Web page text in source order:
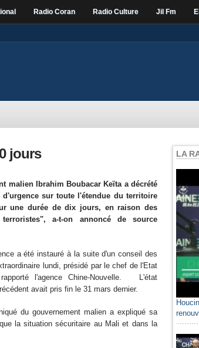
Radio Coran Radio Culture Jil Fm
jours
malien Ibrahim Boubacar Keïta a décrété
d'urgence sur toute l'étendue du territoire
une durée de dix jours, en raison des
terroristes", a-t-on annoncé de source
a été instauré à la suite d'un conseil des
lundi, présidé par le chef de l'Etat
l'agence Chine-Nouvelle. L'état
avait pris fin le 31 mars dernier.
du gouvernement malien a expliqué sa
la situation sécuritaire au Mali et dans la
LA
Sami